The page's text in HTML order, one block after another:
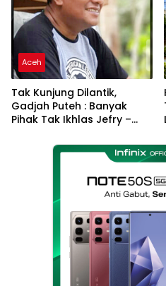
Aceh
Tak Kunjung Dilantik,
Gadjah Puteh : Banyak
Pihak Tak Ikhlas Jefry –